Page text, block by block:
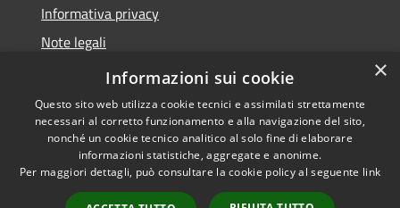
Informativa privacy
Note legali
Dichiarazione di accessibilità
Accessibilità
Copyright © 2026 • Comune di
Sarnico • Powered by
Municipium• Accesso
×
Informazioni sui cookie
Questo sito web utilizza cookie tecnici e assimilati strettamente
necessari al corretto funzionamento e alla navigazione del sito,
nonché un cookie tecnico analitico al solo fine di elaborare
informazioni statistiche, aggregate e anonime.
Per maggiori dettagli, può consultare la cookie policy al seguente link